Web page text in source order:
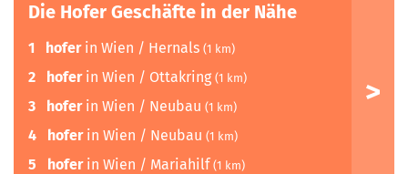
Die Hofer Geschäfte in der Nähe
1 hoferin Wien / Hernals (1 km)
2 hoferin Wien / Ottakring (1 km)
3 hoferin Wien / Neubau (1 km)
4 hoferin Wien / Neubau (1 km)
5 hoferin Wien / Mariahilf (1 km)